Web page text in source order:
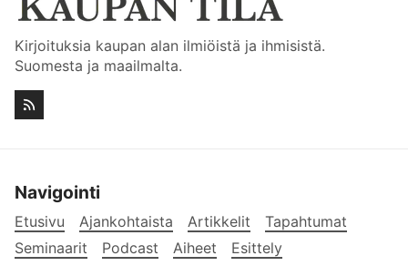
Kirjoituksia kaupan alan ilmiöistä ja ihmisistä.
Suomesta ja maailmalta.
Navigointi
Etusivu Ajankohtaista Artikkelit
Tapahtumat
Seminaarit
Podcast Aiheet Esittely